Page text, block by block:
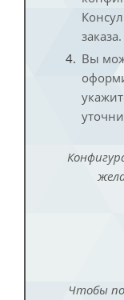
заказа.
Вы
Чтобы